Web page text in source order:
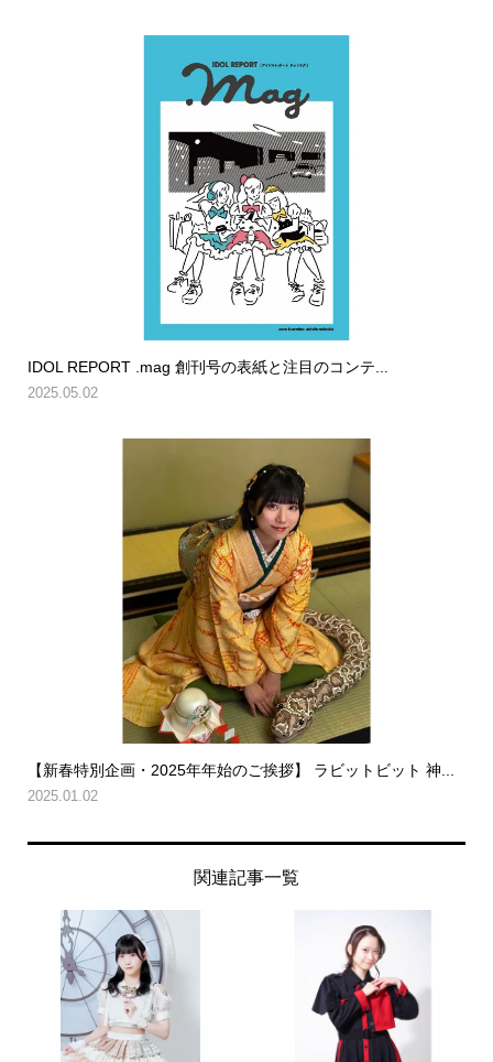
IDOL REPORT .mag 創刊号の表紙と注目のコンテ...
2025.05.02
【新春特別企画・2025年年始のご挨拶】 ラビットビット 神...
2025.01.02
関連記事一覧